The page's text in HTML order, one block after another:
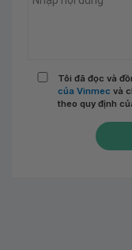
Tôi đã đọc và
của Vinmec và
theo quy định